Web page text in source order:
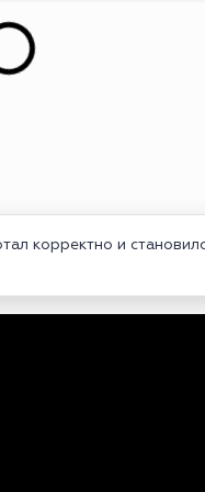
корректно и